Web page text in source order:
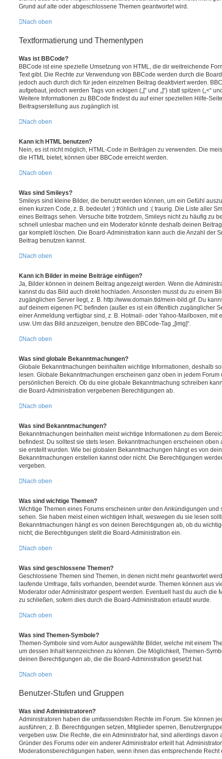
Grund auf alte oder abgeschlossene Themen geantwortet wird.
Nach oben
Textformatierung und Thementypen
Was ist BBCode?
BBCode ist eine spezielle Umsetzung von HTML, die dir weitreichende
Text gibt. Die Rechte zur Verwendung von BBCode werden durch die
jedoch auch durch dich für jeden einzelnen Beitrag deaktiviert werden.
aufgebaut, jedoch werden Tags von eckigen („[“ und „]“) statt spitzen („<“
Weitere Informationen zu BBCode findest du auf einer speziellen Hilfe-
Beitragserstellung aus zugänglich ist.
Nach oben
Kann ich HTML benutzen?
Nein, es ist nicht möglich, HTML-Code in Beiträgen zu verwenden. Die
die HTML bietet, können über BBCode erreicht werden.
Nach oben
Was sind Smileys?
Smileys sind kleine Bilder, die benutzt werden können, um ein Gefühl
einen kurzen Code, z. B. bedeutet :) fröhlich und :( traurig. Die Liste aller
eines Beitrags sehen. Versuche bitte trotzdem, Smileys nicht zu häufig zu
schnell unlesbar machen und ein Moderator könnte deshalb deinen
gar komplett löschen. Die Board-Administration kann auch die Anzahl der
Beitrag benutzen kannst.
Nach oben
Kann ich Bilder in meine Beiträge einfügen?
Ja, Bilder können in deinem Beitrag angezeigt werden. Wenn die
kannst du das Bild auch direkt hochladen. Ansonsten musst du zu einem
zugänglichen Server liegt, z. B. http://www.domain.tld/mein-bild.gif. Du
auf deinem eigenen PC befinden (außer es ist ein öffentlich zugänglicher
einer Anmeldung verfügbar sind, z. B. Hotmail- oder Yahoo-Mailboxen, mit
usw. Um das Bild anzuzeigen, benutze den BBCode-Tag „[img]“.
Nach oben
Was sind globale Bekanntmachungen?
Globale Bekanntmachungen beinhalten wichtige Informationen, deshalb
lesen. Globale Bekanntmachungen erscheinen ganz oben in jedem
persönlichen Bereich. Ob du eine globale Bekanntmachung schreiben
die Board-Administration vergebenen Berechtigungen ab.
Nach oben
Was sind Bekanntmachungen?
Bekanntmachungen beinhalten meist wichtige Informationen zu dem
befindest. Du solltest sie stets lesen. Bekanntmachungen erscheinen oben
sie erstellt wurden. Wie bei globalen Bekanntmachungen hängt es von
Bekanntmachungen erstellen kannst oder nicht. Die Berechtigungen
vergeben.
Nach oben
Was sind wichtige Themen?
Wichtige Themen eines Forums erscheinen unter den Ankündigungen und
sehen. Sie haben meist einen wichtigen Inhalt, weswegen du sie lesen
Bekanntmachungen hängt es von deinen Berechtigungen ab, ob du
nicht; die Berechtigungen stellt die Board-Administration ein.
Nach oben
Was sind geschlossene Themen?
Geschlossene Themen sind Themen, in denen nicht mehr geantwortet
laufende Umfrage, falls vorhanden, beendet wurde. Themen können aus
Moderator oder Administrator gesperrt werden. Eventuell hast du auch die
zu schließen, sofern dies durch die Board-Administration erlaubt wurde.
Nach oben
Was sind Themen-Symbole?
Themen-Symbole sind vom Autor ausgewählte Bilder, welche mit einem
um dessen Inhalt kennzeichnen zu können. Die Möglichkeit, Themen-
deinen Berechtigungen ab, die die Board-Administration gesetzt hat.
Nach oben
Benutzer-Stufen und Gruppen
Was sind Administratoren?
Administratoren haben die umfassendsten Rechte im Forum. Sie können
ausführen; z. B. Berechtigungen setzen, Mitglieder sperren,
vergeben usw. Die Rechte, die ein Administrator hat, sind allerdings
Gründer des Forums oder ein anderer Administrator erteilt hat.
Moderationsberechtigungen haben, wenn ihnen das entsprechende Recht